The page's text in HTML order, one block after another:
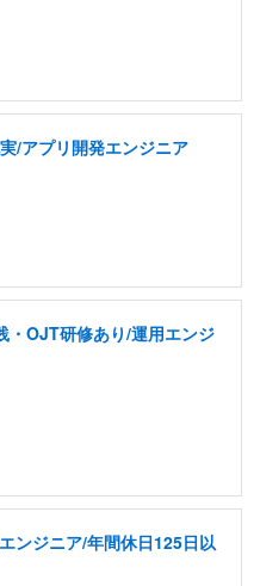
/アプリ開発エンジニア
・OJT研修あり/運用エンジ
ンジニア/年間休日125日以